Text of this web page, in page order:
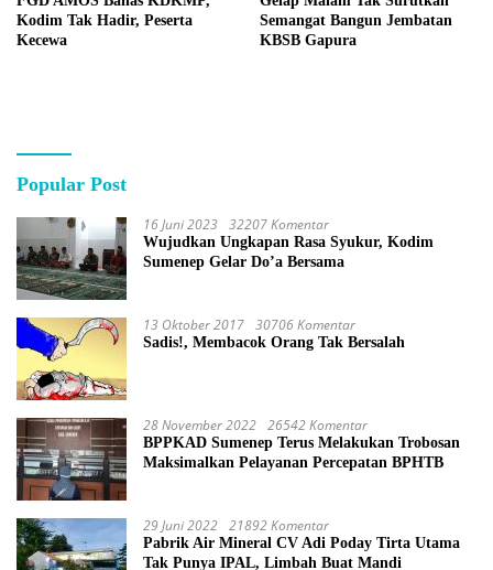
Kodim Tak Hadir, Peserta
Kecewa
Semangat Bangun Jembatan
KBSB Gapura
Popular Post
16 Juni 2023 32207 Komentar
Wujudkan Ungkapan Rasa Syukur, Kodim
Sumenep Gelar Do’a Bersama
13 Oktober 2017 30706 Komentar
Sadis!, Membacok Orang Tak Bersalah
28 November 2022 26542 Komentar
BPPKAD Sumenep Terus Melakukan Trobosan
Maksimalkan Pelayanan Percepatan BPHTB
29 Juni 2022 21892 Komentar
Pabrik Air Mineral CV Adi Poday Tirta Utama
Tak Punya IPAL, Limbah Buat Mandi